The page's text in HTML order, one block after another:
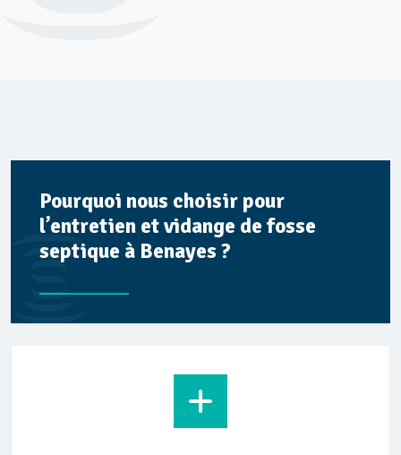
Pourquoi nous choisir pour
l’entretien et vidange de fosse
septique à Benayes ?